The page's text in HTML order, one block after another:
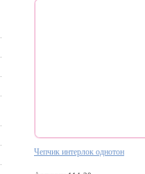
Чепчик интерлок однотон